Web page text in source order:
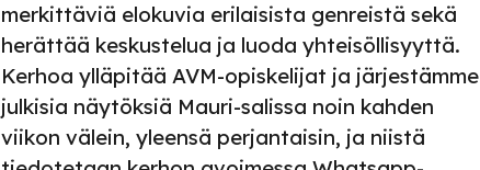
merkittäviä elokuvia erilaisista genreistä sekä
herättää keskustelua ja luoda yhteisöllisyyttä.
Kerhoa ylläpitää AVM-opiskelijat ja järjestämme
julkisia näytöksiä Mauri-salissa noin kahden
viikon välein, yleensä perjantaisin, ja niistä